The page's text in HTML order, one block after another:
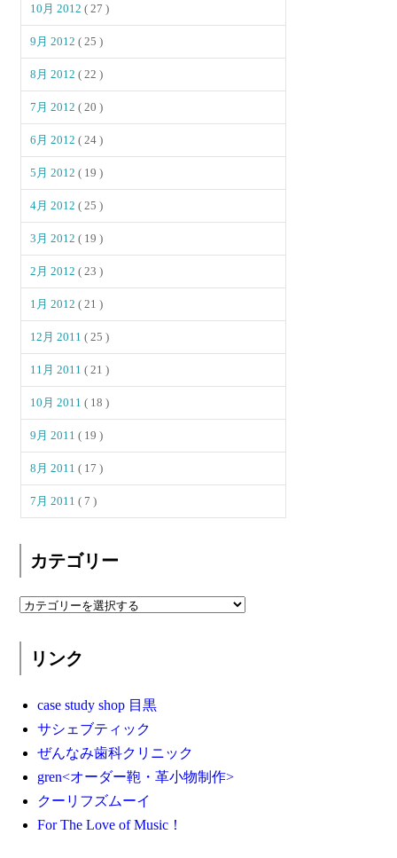
10月 2012( 27 )
9月 2012( 25 )
8月 2012( 22 )
7月 2012( 20 )
6月 2012( 24 )
5月 2012( 19 )
4月 2012( 25 )
3月 2012( 19 )
2月 2012( 23 )
1月 2012( 21 )
12月 2011( 25 )
11月 2011( 21 )
10月 2011( 18 )
9月 2011( 19 )
8月 2011( 17 )
7月 2011( 7 )
カテゴリー
リンク
case study shop 目黒
サシェブティック
ぜんなみ歯科クリニック
gren<オーダー鞄・革小物制作>
クーリフズムーイ
For The Love of Music！